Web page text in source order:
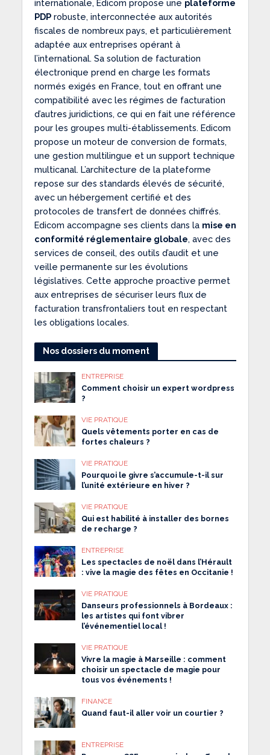
internationale, Edicom propose une plateforme
PDProbuste, interconnectée aux autorités
fiscales de nombreux pays, et particulièrement
adaptée aux entreprises opérant à
l’international. Sa solution de facturation
électronique prend en charge les formats
normés exigés en France, tout en offrant une
compatibilité avec les régimes de facturation
d’autres juridictions, ce qui en fait une référence
pour les groupes multi-établissements. Edicom
propose un moteur de conversion de formats,
une gestion multilingue et un support technique
multicanal. L’architecture de la plateforme
repose sur des standards élevés de sécurité,
avec un hébergement certifié et des
protocoles de transfert de données chiffrés.
Edicom accompagne ses clients dans la mise en
conformité réglementaire globale, avec des
services de conseil, des outils d’audit et une
veille permanente sur les évolutions
législatives. Cette approche proactive permet
aux entreprises de sécuriser leurs flux de
facturation transfrontaliers tout en respectant
les obligations locales.
Nos dossiers du moment
ENTREPRISE
Comment choisir un expert wordpress
?
VIE PRATIQUE
Quels vêtements porter en cas de
fortes chaleurs ?
VIE PRATIQUE
Pourquoi le givre s’accumule-t-il sur
l’unité extérieure en hiver ?
VIE PRATIQUE
Qui est habilité à installer des bornes
de recharge ?
ENTREPRISE
Les spectacles de noël dans l’Hérault
: vive la magie des fêtes en Occitanie !
VIE PRATIQUE
Danseurs professionnels à Bordeaux :
les artistes qui font vibrer
l’événementiel local !
VIE PRATIQUE
Vivre la magie à Marseille : comment
choisir un spectacle de magie pour
tous vos événements !
FINANCE
Quand faut-il aller voir un courtier ?
ENTREPRISE